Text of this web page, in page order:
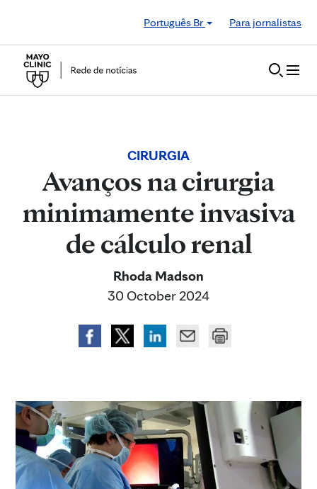
Português Br
Para jornalistas
CIRURGIA
Avanços na cirurgia
minimamente invasiva
de cálculo renal
Rhoda Madson
30 October 2024